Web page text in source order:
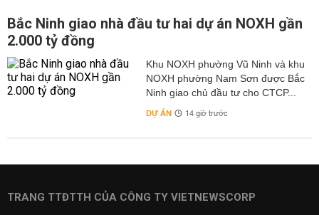
Bắc Ninh giao nhà đầu tư hai dự án NOXH gần
2.000 tỷ đồng
Khu NOXH phường Vũ Ninh và khu
NOXH phường Nam Sơn được Bắc
Ninh giao chủ đầu tư cho CTCP...
DỰ ÁN 14 giờ trước
TRANG TTĐTTH CỦA CÔNG TY VIETNEWSCORP